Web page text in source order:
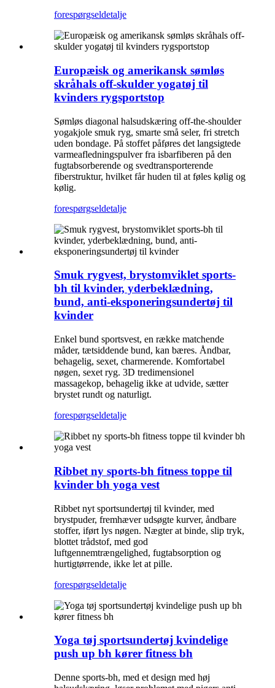
forespørgseldetalje
Europæisk og amerikansk sømløs
skråhals off-skulder yogatøj til
kvinders rygsportstop
Sømløs diagonal halsudskæring off-the-shoulder
yogakjole smuk ryg, smarte små seler, fri stretch
uden bondage. På stoffet påføres det langsigtede
varmeafledningspulver fra isbarfiberen på den
fugtabsorberende og svedtransporterende
fiberstruktur, hvilket får huden til at føles kølig og
kølig.
forespørgseldetalje
Smuk rygvest, brystomviklet sports-
bh til kvinder, yderbeklædning,
bund, anti-eksponeringsundertøj til
kvinder
Enkel bund sportsvest, en række matchende
måder, tætsiddende bund, kan bæres. Åndbar,
behagelig, sexet, charmerende. Komfortabel
nøgen, sexet ryg. 3D tredimensionel
massagekop, behagelig ikke at udvide, sætter
brystet rundt og naturligt.
forespørgseldetalje
Ribbet ny sports-bh fitness toppe til
kvinder bh yoga vest
Ribbet nyt sportsundertøj til kvinder, med
brystpuder, fremhæver udsøgte kurver, åndbare
stoffer, iført lys nøgen. Nægter at binde, slip tryk,
blottet trådstof, med god
luftgennemtrængelighed, fugtabsorption og
hurtigtørrende, ikke let at pille.
forespørgseldetalje
Yoga tøj sportsundertøj kvindelige
push up bh kører fitness bh
Denne sports-bh, med et design med høj